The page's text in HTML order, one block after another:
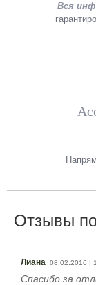
Вся
Отзывы
Лиана 08.02.2016 |
Спасибо за